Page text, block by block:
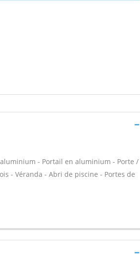
- Portail en aluminium - Porte /
- Véranda - Abri de piscine - Portes de